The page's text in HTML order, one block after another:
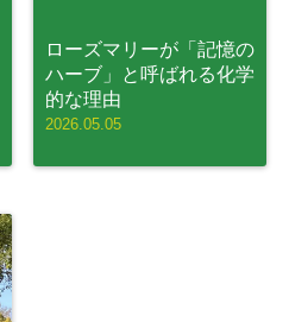
ローズマリーが「記憶の
ハーブ」と呼ばれる化学
的な理由
2026.05.05